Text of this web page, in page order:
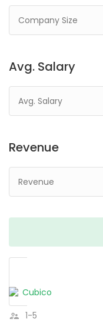
Company Size
Avg. Salary
Avg. Salary
Revenue
Revenue
1-5